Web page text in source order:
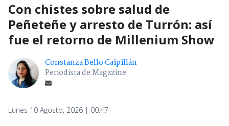
Con chistes sobre salud de
Peñeteñe y arresto de Turrón: así
fue el retorno de Millenium Show
Constanza Bello Caipillán
Periodista de Magazine
Lunes 10 Agosto, 2026 | 00:47